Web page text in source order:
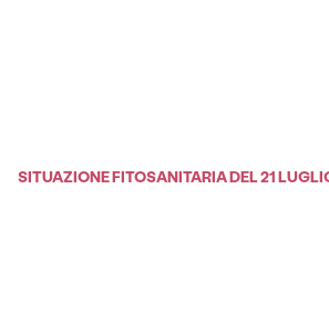
SITUAZIONE FITOSANITARIA DEL 21